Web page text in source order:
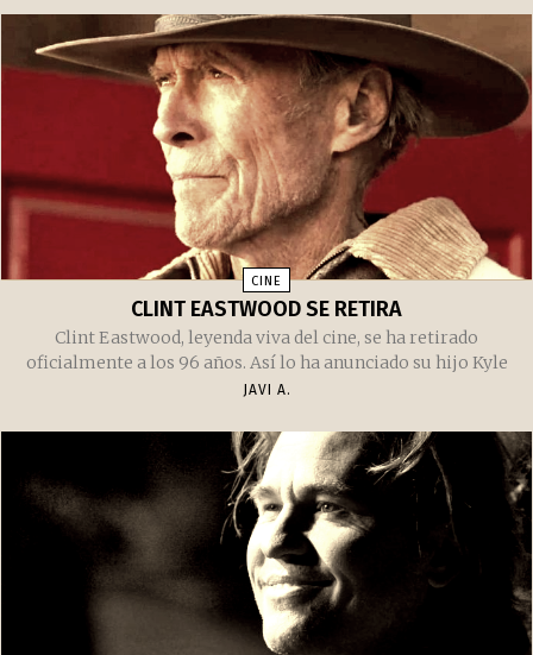
CINE
CLINT EASTWOOD SE RETIRA
Clint Eastwood, leyenda viva del cine, se ha retirado
oficialmente a los 96 años. Así lo ha anunciado su hijo Kyle
JAVI A.